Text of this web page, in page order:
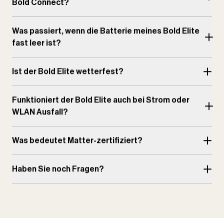
Bold Connect?
Was passiert, wenn die Batterie meines Bold Elite
fast leer ist?
Ist der Bold Elite wetterfest?
Funktioniert der Bold Elite auch bei Strom oder
WLAN Ausfall?
Was bedeutet Matter-zertifiziert?
Haben Sie noch Fragen?